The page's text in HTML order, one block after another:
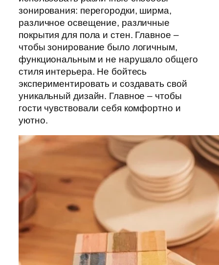
зонирования: перегородки, ширма,
различное освещение, различные
покрытия для пола и стен. Главное –
чтобы зонирование было логичным,
функциональным и не нарушало общего
стиля интерьера. Не бойтесь
экспериментировать и создавать свой
уникальный дизайн. Главное – чтобы
гости чувствовали себя комфортно и
уютно.